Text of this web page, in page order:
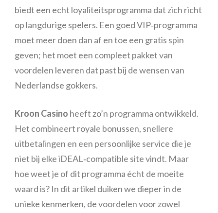
biedt een echt loyaliteitsprogramma dat zich richt
op langdurige spelers. Een goed VIP‑programma
moet meer doen dan af en toe een gratis spin
geven; het moet een compleet pakket van
voordelen leveren dat past bij de wensen van
Nederlandse gokkers.
Kroon Casino heeft zo’n programma ontwikkeld.
Het combineert royale bonussen, snellere
uitbetalingen en een persoonlijke service die je
niet bij elke iDEAL‑compatible site vindt. Maar
hoe weet je of dit programma écht de moeite
waard is? In dit artikel duiken we dieper in de
unieke kenmerken, de voordelen voor zowel